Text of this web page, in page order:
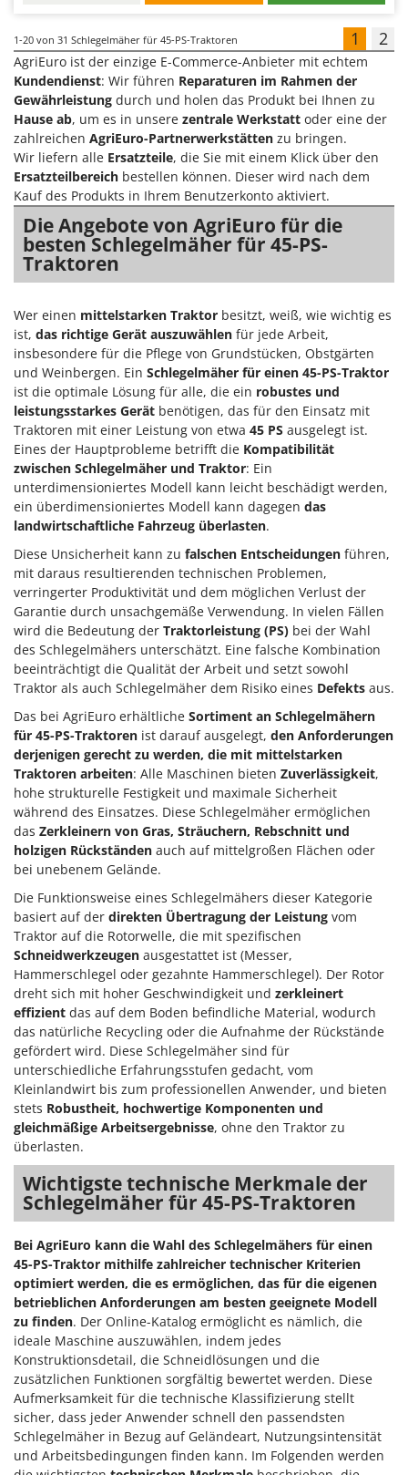
1-20 von 31 Schlegelmäher für 45-PS-Traktoren 1 2
AgriEuro ist der einzige E-Commerce-Anbieter mit echtem
Kundendienst: Wir führen Reparaturen im Rahmen der
Gewährleistung durch und holen das Produkt bei Ihnen zu
Hause ab, um es in unsere zentrale Werkstatt oder eine der
zahlreichen AgriEuro-Partnerwerkstätten zu bringen.
Wir liefern alle Ersatzteile, die Sie mit einem Klick über den
Ersatzteilbereich bestellen können. Dieser wird nach dem
Kauf des Produkts in Ihrem Benutzerkonto aktiviert.
Die Angebote von AgriEuro für die
besten Schlegelmäher für 45-PS-
Traktoren
Wer einen mittelstarken Traktor besitzt, weiß, wie wichtig es
ist, das richtige Gerät auszuwählen für jede Arbeit,
insbesondere für die Pflege von Grundstücken, Obstgärten
und Weinbergen. Ein Schlegelmäher für einen 45-PS-Traktor
ist die optimale Lösung für alle, die ein robustes und
leistungsstarkes Gerät benötigen, das für den Einsatz mit
Traktoren mit einer Leistung von etwa 45 PS ausgelegt ist.
Eines der Hauptprobleme betrifft die Kompatibilität
zwischen Schlegelmäher und Traktor: Ein
unterdimensioniertes Modell kann leicht beschädigt werden,
ein überdimensioniertes Modell kann dagegen das
landwirtschaftliche Fahrzeug überlasten.
Diese Unsicherheit kann zu falschen Entscheidungen führen,
mit daraus resultierenden technischen Problemen,
verringerter Produktivität und dem möglichen Verlust der
Garantie durch unsachgemäße Verwendung. In vielen Fällen
wird die Bedeutung der Traktorleistung (PS) bei der Wahl
des Schlegelmähers unterschätzt. Eine falsche Kombination
beeinträchtigt die Qualität der Arbeit und setzt sowohl
Traktor als auch Schlegelmäher dem Risiko eines Defekts aus.
Das bei AgriEuro erhältliche Sortiment an Schlegelmähern
für 45-PS-Traktoren ist darauf ausgelegt, den Anforderungen
derjenigen gerecht zu werden, die mit mittelstarken
Traktoren arbeiten: Alle Maschinen bieten Zuverlässigkeit,
hohe strukturelle Festigkeit und maximale Sicherheit
während des Einsatzes. Diese Schlegelmäher ermöglichen
das Zerkleinern von Gras, Sträuchern, Rebschnitt und
holzigen Rückständen auch auf mittelgroßen Flächen oder
bei unebenem Gelände.
Die Funktionsweise eines Schlegelmähers dieser Kategorie
basiert auf der direkten Übertragung der Leistung vom
Traktor auf die Rotorwelle, die mit spezifischen
Schneidwerkzeugen ausgestattet ist (Messer,
Hammerschlegel oder gezahnte Hammerschlegel). Der Rotor
dreht sich mit hoher Geschwindigkeit und zerkleinert
effizient das auf dem Boden befindliche Material, wodurch
das natürliche Recycling oder die Aufnahme der Rückstände
gefördert wird. Diese Schlegelmäher sind für
unterschiedliche Erfahrungsstufen gedacht, vom
Kleinlandwirt bis zum professionellen Anwender, und bieten
stets Robustheit, hochwertige Komponenten und
gleichmäßige Arbeitsergebnisse, ohne den Traktor zu
überlasten.
Wichtigste technische Merkmale der
Schlegelmäher für 45-PS-Traktoren
Bei AgriEuro kann die Wahl des Schlegelmähers für einen
45-PS-Traktor mithilfe zahlreicher technischer Kriterien
optimiert werden, die es ermöglichen, das für die eigenen
betrieblichen Anforderungen am besten geeignete Modell
zu finden. Der Online-Katalog ermöglicht es nämlich, die
ideale Maschine auszuwählen, indem jedes
Konstruktionsdetail, die Schneidlösungen und die
zusätzlichen Funktionen sorgfältig bewertet werden. Diese
Aufmerksamkeit für die technische Klassifizierung stellt
sicher, dass jeder Anwender schnell den passendsten
Schlegelmäher in Bezug auf Geländeart, Nutzungsintensität
und Arbeitsbedingungen finden kann. Im Folgenden werden